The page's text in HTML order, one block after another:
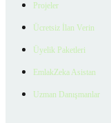
Projeler
Ücretsiz İlan Verin
Üyelik Paketleri
EmlakZeka Asistan
Uzman Danışmanlar